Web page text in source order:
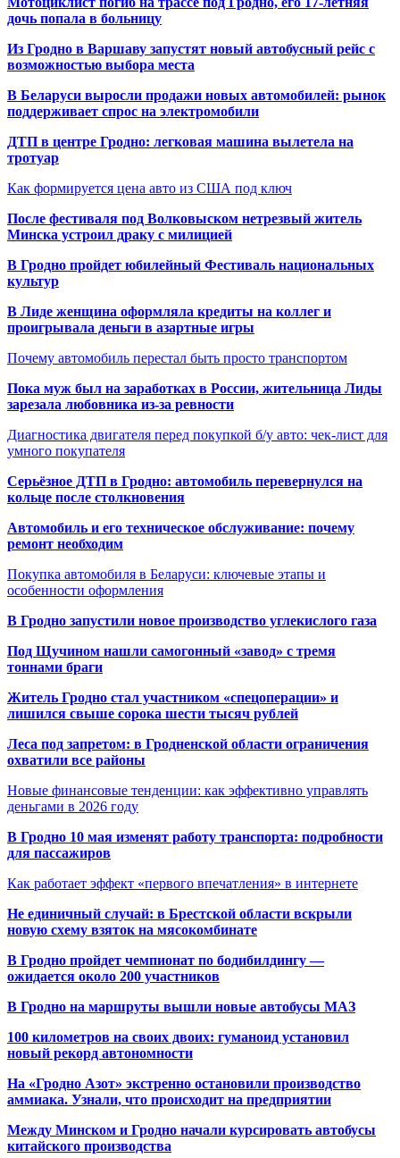
дочь попала в больницу
Из Гродно в Варшаву запустят новый автобусный рейс с
возможностью выбора места
В Беларуси выросли продажи новых автомобилей: рынок
поддерживает спрос на электромобили
ДТП в центре Гродно: легковая машина вылетела на
тротуар
Как формируется цена авто из США под ключ
После фестиваля под Волковыском нетрезвый житель
Минска устроил драку с милицией
В Гродно пройдет юбилейный Фестиваль национальных
культур
В Лиде женщина оформляла кредиты на коллег и
проигрывала деньги в азартные игры
Почему автомобиль перестал быть просто транспортом
Пока муж был на заработках в России, жительница Лиды
зарезала любовника из-за ревности
Диагностика двигателя перед покупкой б/у авто: чек-лист для
умного покупателя
Серьёзное ДТП в Гродно: автомобиль перевернулся на
кольце после столкновения
Автомобиль и его техническое обслуживание: почему
ремонт необходим
Покупка автомобиля в Беларуси: ключевые этапы и
особенности оформления
В Гродно запустили новое производство углекислого газа
Под Щучином нашли самогонный «завод» с тремя
тоннами браги
Житель Гродно стал участником «спецоперации» и
лишился свыше сорока шести тысяч рублей
Леса под запретом: в Гродненской области ограничения
охватили все районы
Новые финансовые тенденции: как эффективно управлять
деньгами в 2026 году
В Гродно 10 мая изменят работу транспорта: подробности
для пассажиров
Как работает эффект «первого впечатления» в интернете
Не единичный случай: в Брестской области вскрыли
новую схему взяток на мясокомбинате
В Гродно пройдет чемпионат по бодибилдингу —
ожидается около 200 участников
В Гродно на маршруты вышли новые автобусы МАЗ
100 километров на своих двоих: гуманоид установил
новый рекорд автономности
На «Гродно Азот» экстренно остановили производство
аммиака. Узнали, что происходит на предприятии
Между Минском и Гродно начали курсировать автобусы
китайского производства